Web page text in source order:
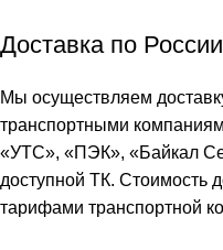
Доставка по России
Мы осуществляем
транспортными
«УТС», «ПЭК», «Байкал
доступной ТК. Стоимость
тарифами транспортной